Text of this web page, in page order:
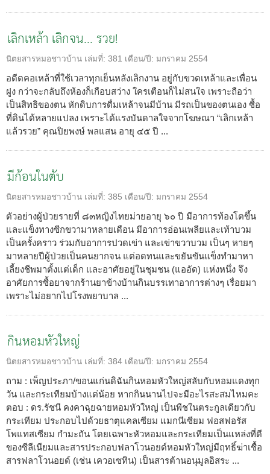
เลิกเหล้า เลิกจน... รวย!
นิตยสารหมอชาวบ้าน เล่มที่: 381 เดือน/ปี: มกราคม 2554
อดีตคอเหล้าที่ใช้เวลาทุกเย็นหลังเลิกงาน อยู่กับขวดเหล้าและเพื่อน
ฝูง กว่าจะกลับถึงห้องก็เกือบสว่าง ใครเตือนก็ไม่สนใจ เพราะถือว่า
เป็นสิทธิของตน หักดิบการดื่มเหล้าจนมีบ้าน มีรถเป็นของตนเอง ซื้อ
ที่ดินได้หลายแปลง เพราะได้แรงบันดาลใจจากโฆษณา “เลิกเหล้า
แล้วรวย” คุณปิยพงษ์ พลแสน อายุ ๔๕ ปี ...
มีก้อนในตับ
นิตยสารหมอชาวบ้าน เล่มที่: 385 เดือน/ปี: มกราคม 2554
ตัวอย่างผู้ป่วยรายที่ ๘๓หญิงไทยม่ายอายุ ๖๐ ปี มีอาการท้องโตขึ้น
และแข็งทางซีกขวามาหลายเดือน มีอาการอ่อนเพลียและเท้าบวม
เป็นครั้งคราว ร่วมกับอาการปวดเข่า และเข่าขวาบวม เป็นๆ หายๆ
มาหลายปีผู้ป่วยเป็นคนยากจน แต่อดทนและขยันขันแข็งทำมาหา
เลี้ยงชีพมาตั้งแต่เด็ก และอาศัยอยู่ในชุมชน (แออัด) แห่งหนึ่ง จึง
อาศัยการซื้อยาจากร้านยาข้างบ้านกินบรรเทาอาการต่างๆ เรื่อยมา
เพราะไม่อยากไปโรงพยาบาล ...
กินหอมหัวใหญ่
นิตยสารหมอชาวบ้าน เล่มที่: 384 เดือน/ปี: มกราคม 2554
ถาม : เพ็ญประภา/ขอนแก่นดิฉันกินหอมหัวใหญ่สลับกับหอมแดงทุก
วัน และกระเทียมบ้างแต่น้อย หากกินนานไปจะมีอะไรสะสมไหมคะ
ตอบ : ดร.รัชนี คงคาฉุยฉายหอมหัวใหญ่ เป็นพืชในตระกูลเดียวกับ
กระเทียม ประกอบไปด้วยธาตุแคลเซียม แมกนีเซียม ฟอสฟอรัส
โพแทสเซียม กำมะถัน โดยเฉพาะหัวหอมและกระเทียมเป็นแหล่งที่ดี
ของซีลีเนียมและสารประกอบฟลาโวนอยด์หอมหัวใหญ่มีฤทธิ์ฆ่าเชื้อ
สารฟลาโวนอยด์ (เช่น เควอเซทิน) เป็นสารต้านอนุมูลอิสระ ...